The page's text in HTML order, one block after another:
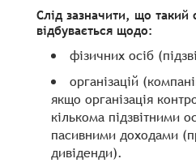
Слід зазначити, що такий
відбувається щодо:
фізичних осіб
організацій
якщо організація
кількома підзвітними
пасивними доходами
дивіденди).